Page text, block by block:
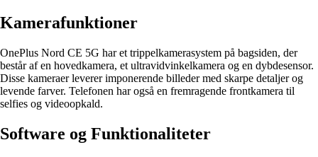
Kamerafunktioner
OnePlus Nord CE 5G har et trippelkamerasystem på bagsiden, der
består af en hovedkamera, et ultravidvinkelkamera og en dybdesensor.
Disse kameraer leverer imponerende billeder med skarpe detaljer og
levende farver. Telefonen har også en fremragende frontkamera til
selfies og videoopkald.
Software og Funktionaliteter